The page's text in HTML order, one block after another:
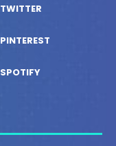
TWITTER
PINTEREST
SPOTIFY